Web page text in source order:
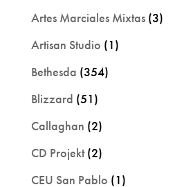
Artes Marciales Mixtas(3)
Artisan Studio (1)
Bethesda (354)
Blizzard (51)
Callaghan (2)
CD Projekt(2)
CEU San Pablo (1)